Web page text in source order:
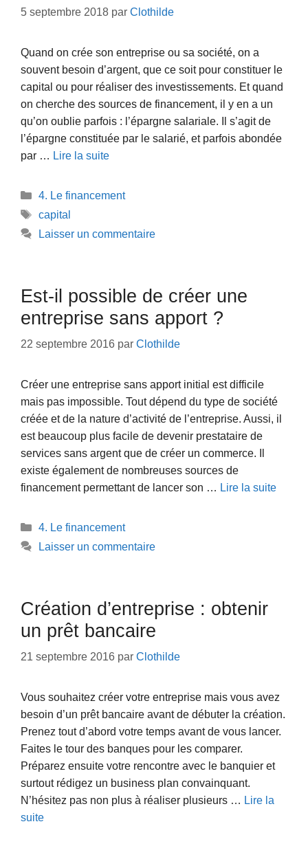
5 septembre 2018 par Clothilde
Quand on crée son entreprise ou sa société, on a
souvent besoin d’argent, que ce soit pour constituer le
capital ou pour réaliser des investissements. Et quand
on cherche des sources de financement, il y en a un
qu’on oublie parfois : l’épargne salariale. Il s’agit de
l’épargne constituée par le salarié, et parfois abondée
par … Lire la suite
Catégories
4. Le financement
Étiquettes
capital
Laisser un commentaire
Est-il possible de créer une
entreprise sans apport ?
22 septembre 2016 par Clothilde
Créer une entreprise sans apport initial est difficile
mais pas impossible. Tout dépend du type de société
créée et de la nature d’activité de l’entreprise. Aussi, il
est beaucoup plus facile de devenir prestataire de
services sans argent que de créer un commerce. Il
existe également de nombreuses sources de
financement permettant de lancer son … Lire la suite
Catégories
4. Le financement
Laisser un commentaire
Création d’entreprise : obtenir
un prêt bancaire
21 septembre 2016 par Clothilde
Vous souhaitez créer votre entreprise mais vous avez
besoin d’un prêt bancaire avant de débuter la création.
Prenez tout d’abord votre temps avant de vous lancer.
Faites le tour des banques pour les comparer.
Préparez ensuite votre rencontre avec le banquier et
surtout rédigez un business plan convainquant.
N’hésitez pas non plus à réaliser plusieurs … Lire la
suite